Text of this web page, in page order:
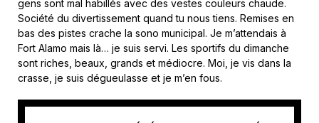
gens sont mal habillés avec des vestes couleurs chaude.
Société du divertissement quand tu nous tiens. Remises en
bas des pistes crache la sono municipal. Je m’attendais à
Fort Alamo mais là… je suis servi. Les sportifs du dimanche
sont riches, beaux, grands et médiocre. Moi, je vis dans la
crasse, je suis dégueulasse et je m’en fous.